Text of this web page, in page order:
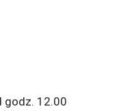
godz. 12.00